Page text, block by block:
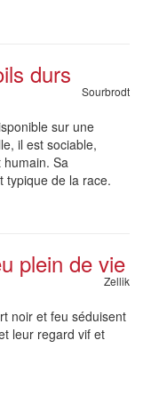
durs
Sourbrodt
sur une
il est sociable,
Sa
typique de la race.
plein de vie
Zellik
noir et feu séduisent
leur regard vif et